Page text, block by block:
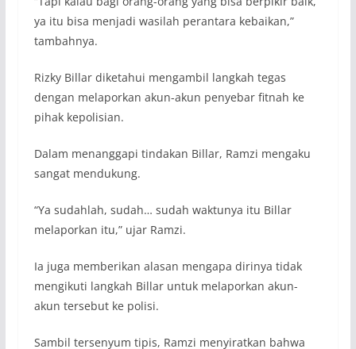
ya itu bisa menjadi wasilah perantara kebaikan,”
tambahnya.
Rizky Billar diketahui mengambil langkah tegas
dengan melaporkan akun-akun penyebar fitnah ke
pihak kepolisian.
Dalam menanggapi tindakan Billar, Ramzi mengaku
sangat mendukung.
“Ya sudahlah, sudah… sudah waktunya itu Billar
melaporkan itu,” ujar Ramzi.
Ia juga memberikan alasan mengapa dirinya tidak
mengikuti langkah Billar untuk melaporkan akun-
akun tersebut ke polisi.
Sambil tersenyum tipis, Ramzi menyiratkan bahwa